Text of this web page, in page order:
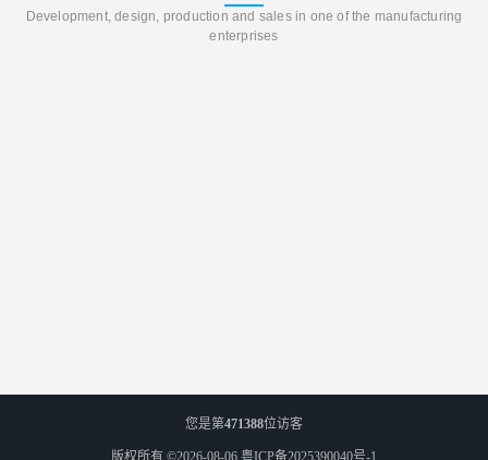
Development, design, production and sales in one of the manufacturing
enterprises
您是第471388位访客
版权所有 ©2026-08-06 粤ICP备2025390040号-1